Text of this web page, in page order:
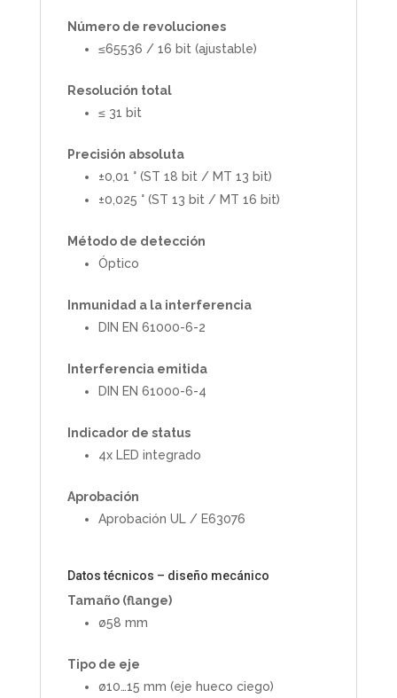
Número de revoluciones
≤65536 / 16 bit (ajustable)
Resolución total
≤ 31 bit
Precisión absoluta
±0,01 ° (ST 18 bit / MT 13 bit)
±0,025 ° (ST 13 bit / MT 16 bit)
Método de detección
Óptico
Inmunidad a la interferencia
DIN EN 61000-6-2
Interferencia emitida
DIN EN 61000-6-4
Indicador de status
4x LED integrado
Aprobación
Aprobación UL / E63076
Datos técnicos – diseño mecánico
Tamaño (flange)
ø58 mm
Tipo de eje
ø10…15 mm (eje hueco ciego)